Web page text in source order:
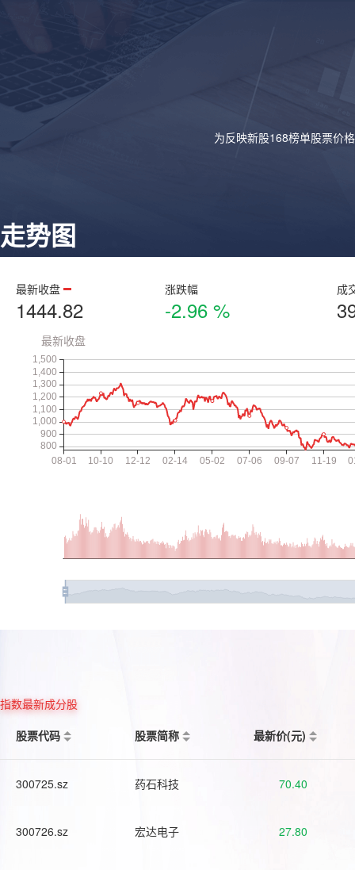
为反映新股168榜单股票价
走势图
最新收盘
1444.82
涨跌幅
-2.96 %
成
指数最新成分股
股票代码
股票简称 最新价(元)
300725.sz 药石科技 70.40
300726.sz 宏达电子 27.80